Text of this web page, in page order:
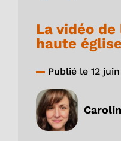
La vidéo
haute
Publié le 12